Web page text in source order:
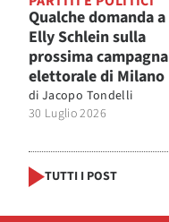
Qualche domanda a
Elly Schlein sulla
prossima campagna
elettorale di Milano
di Jacopo Tondelli
30 Luglio 2026
TUTTI I POST